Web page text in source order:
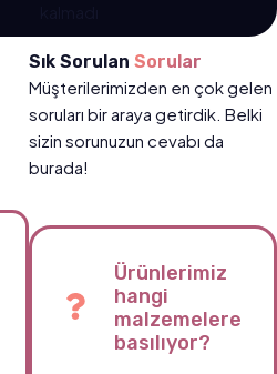
Sık Sorulan Sorular
Müşterilerimizden en çok gelen
soruları bir araya getirdik. Belki
sizin sorunuzun cevabı da
burada!
Ürünlerimiz
hangi
malzemelere
basılıyor?